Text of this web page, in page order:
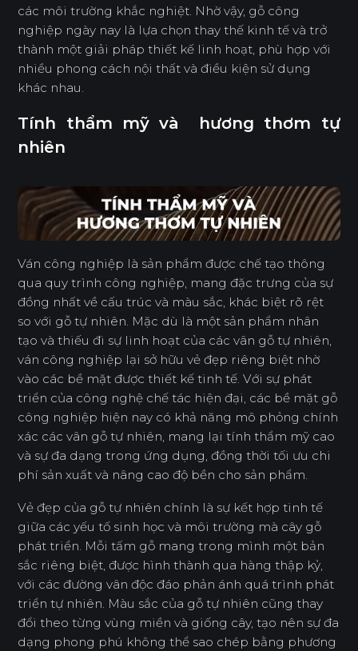
các môi trường khắc nghiệt. Nhờ vậy, gỗ công
nghiệp ngày nay là lựa chọn thay thế kinh tế và trở
thành một giải pháp thiết kế linh hoạt, phù hợp với
nhiều phong cách nội thất và điều kiện sử dụng
khác nhau.
Tính thẩm mỹ và hương thơm tự
nhiên
Ván công nghiệp là sản phẩm được chế tạo thông
qua quy trình công nghiệp, mang đặc trưng của sự
đồng nhất về cấu trúc và màu sắc, khác biệt rõ rệt
so với gỗ tự nhiên. Mặc dù là một sản phẩm nhân
tạo và thiếu đi sự linh hoạt của các vân gỗ tự nhiên,
ván công nghiệp lại sở hữu vẻ đẹp riêng biệt nhờ
vào các bề mặt được thiết kế tinh tế. Với sự phát
triển của công nghệ chế tác hiện đại, các bề mặt gỗ
công nghiệp hiện nay có khả năng mô phỏng chính
xác các vân gỗ tự nhiên, mang lại tính thẩm mỹ cao
và sự đa dạng trong ứng dụng, đồng thời tối ưu chi
phí sản xuất và nâng cao độ bền cho sản phẩm.
Vẻ đẹp của gỗ tự nhiên chính là sự kết hợp tinh tế
giữa các yếu tố sinh học và môi trường mà cây gỗ
phát triển. Mỗi tấm gỗ mang trong mình một bản
sắc riêng biệt, được hình thành qua hàng thập kỷ,
với các đường vân độc đáo phản ánh quá trình phát
triển tự nhiên. Màu sắc của gỗ tự nhiên cũng thay
đổi theo từng vùng miền và giống cây, tạo nên sự đa
dạng phong phú không thể sao chép bằng phương